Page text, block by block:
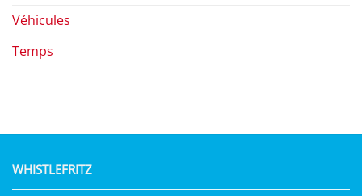
Véhicules
Temps
WHISTLEFRITZ